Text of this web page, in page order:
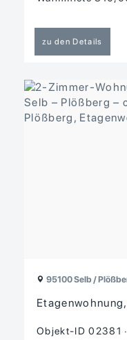
zu den Details
95100 Selb /
Objekt-ID 02381